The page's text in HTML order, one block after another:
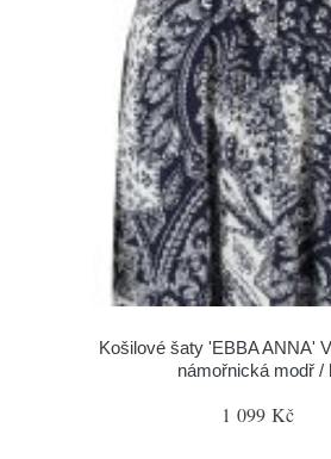
Košilové šaty 'EBBA ANNA'
námořnická modř /
1 099 Kč